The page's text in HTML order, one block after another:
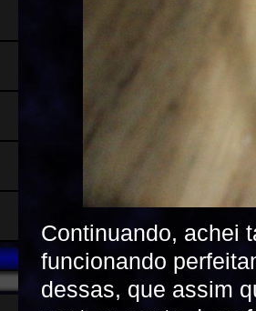
Continuando, achei
funcionando
dessas, que assim